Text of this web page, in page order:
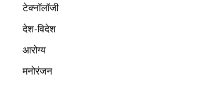
टेक्नॉलॉजी
देश-विदेश
आरोग्य
मनोरंजन